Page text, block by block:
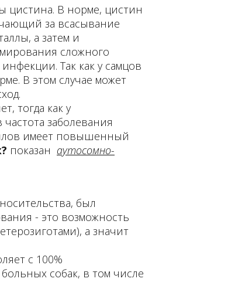
цистина. В норме, цистин
за всасывание
а затем и
сложного
Так как у самцов
В этом случае может
тогда как у
заболевания
имеет повышенный
показан аутосомно-
был
- это возможность
а значит
с 100%
собак, в том числе